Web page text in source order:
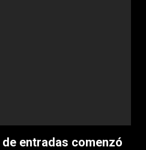
entradas comenzó